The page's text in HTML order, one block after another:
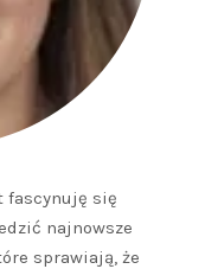
fascynuję się
najnowsze
sprawiają, że